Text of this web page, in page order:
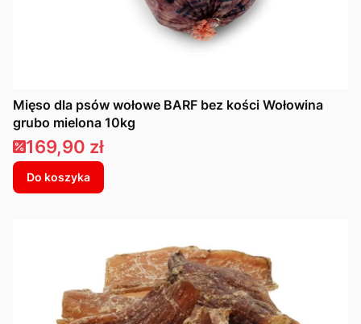
Mięso dla psów wołowe BARF bez kości Wołowina
grubo mielona 10kg
Cena promocyjna
169,90 zł
Do koszyka